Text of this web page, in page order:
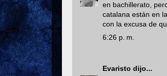
en bachillerato,
catalana están en
con la excusa de
6:26 p. m.
Evaristo dijo...